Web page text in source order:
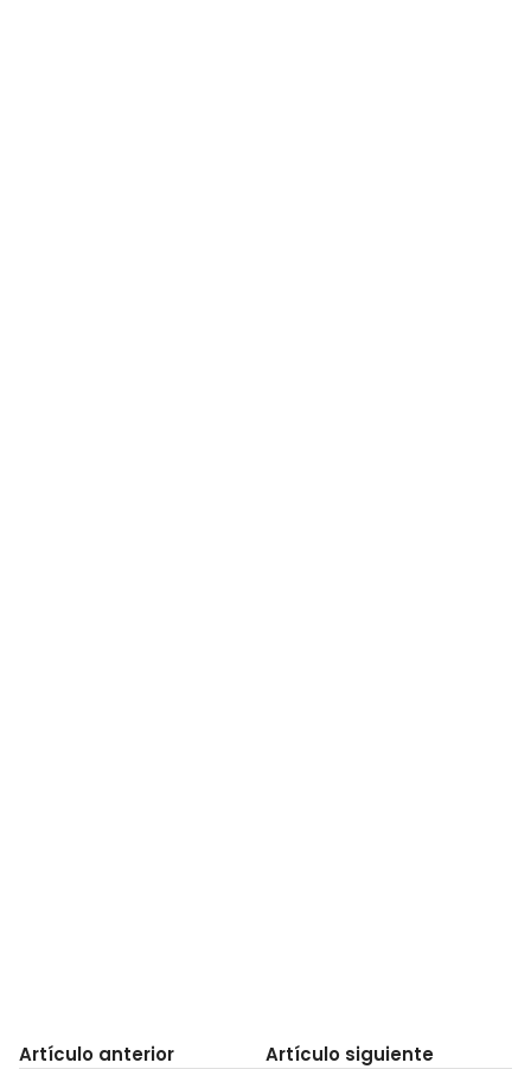
Artículo anterior Artículo siguiente